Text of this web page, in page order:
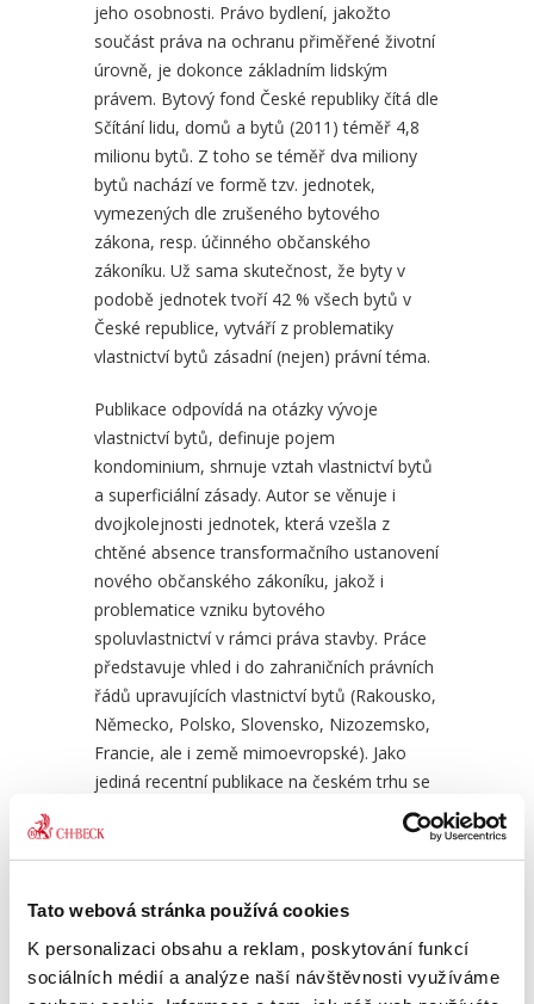
Tato webová stránka používá cookies
K personalizaci obsahu a reklam, poskytování funkcí
sociálních médií a analýze naší návštěvnosti využíváme
Nové právo k povrchu
190,00 Kč
jeho osobnosti. Právo bydlení, jakožto
součást práva na ochranu přiměřené životní
úrovně, je dokonce základním lidským
právem. Bytový fond České republiky čítá dle
Sčítání lidu, domů a bytů (2011) téměř 4,8
milionu bytů. Z toho se téměř dva miliony
bytů nachází ve formě tzv. jednotek,
vymezených dle zrušeného bytového
zákona, resp. účinného občanského
zákoníku. Už sama skutečnost, že byty v
podobě jednotek tvoří 42 % všech bytů v
České republice, vytváří z problematiky
vlastnictví bytů zásadní (nejen) právní téma.
Publikace odpovídá na otázky vývoje
vlastnictví bytů, definuje pojem
kondominium, shrnuje vztah vlastnictví bytů
a superficiální zásady. Autor se věnuje i
dvojkolejnosti jednotek, která vzešla z
chtěné absence transformačního ustanovení
nového občanského zákoníku, jakož i
problematice vzniku bytového
spoluvlastnictví v rámci práva stavby. Práce
představuje vhled i do zahraničních právních
řádů upravujících vlastnictví bytů (Rakousko,
Německo, Polsko, Slovensko, Nizozemsko,
Francie, ale i země mimoevropské). Jako
jediná recentní publikace na českém trhu se
Pozornost je věnována i přechodným
ustanovením zákoníku.
Vlastnictví bytů představuje celospolečenské
téma, které je markantně ovlivňováno i
mimoprávními aspekty. Proto se autor